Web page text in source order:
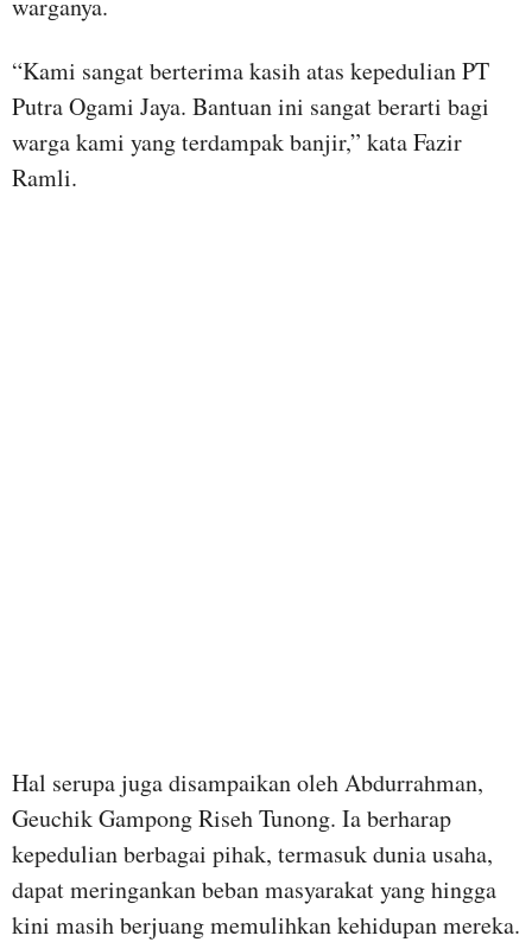
“Kami sangat berterima kasih atas kepedulian PT
Putra Ogami Jaya. Bantuan ini sangat berarti bagi
warga kami yang terdampak banjir,” kata Fazir
Ramli.
Hal serupa juga disampaikan oleh Abdurrahman,
Geuchik Gampong Riseh Tunong. Ia berharap
kepedulian berbagai pihak, termasuk dunia usaha,
dapat meringankan beban masyarakat yang hingga
kini masih berjuang memulihkan kehidupan mereka.